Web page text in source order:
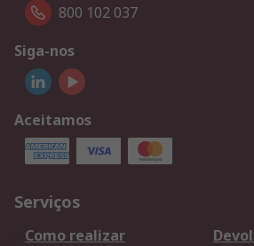
800 102 037
Siga-nos
Aceitamos
Serviços
Como realizar